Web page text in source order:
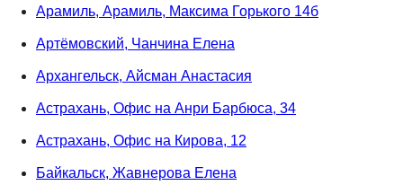
Арамиль, Арамиль, Максима Горького 14б
Артёмовский, Чанчина Елена
Архангельск, Айсман Анастасия
Астрахань, Офис на Анри Барбюса, 34
Астрахань, Офис на Кирова, 12
Байкальск, Жавнерова Елена